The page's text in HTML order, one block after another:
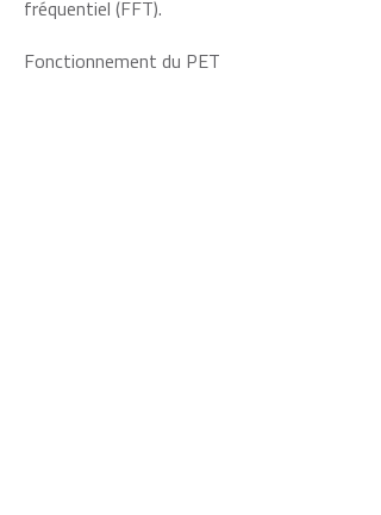
fréquentiel (FFT).
Fonctionnement du PET